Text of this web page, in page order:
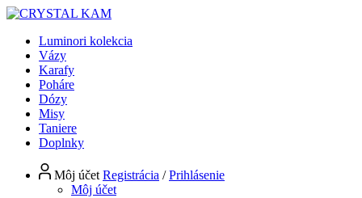
Luminori kolekcia
Vázy
Karafy
Poháre
Dózy
Misy
Taniere
Doplnky
Môj účet Registrácia / Prihlásenie
Môj účet